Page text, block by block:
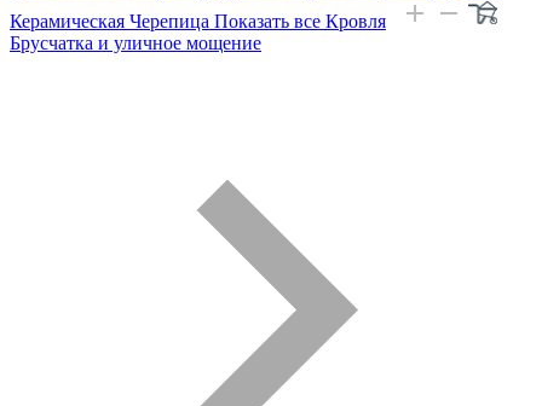
Керамическая Черепица Показать все Кровля
Брусчатка и уличное мощение